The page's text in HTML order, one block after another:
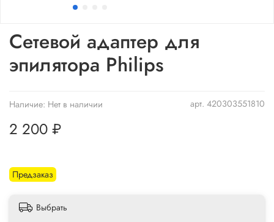
арт. 420303551810
Наличие: Нет в наличии
Предзаказ
Сетевой адаптер для
эпилятора Philips
2 200 ₽
Выбрать